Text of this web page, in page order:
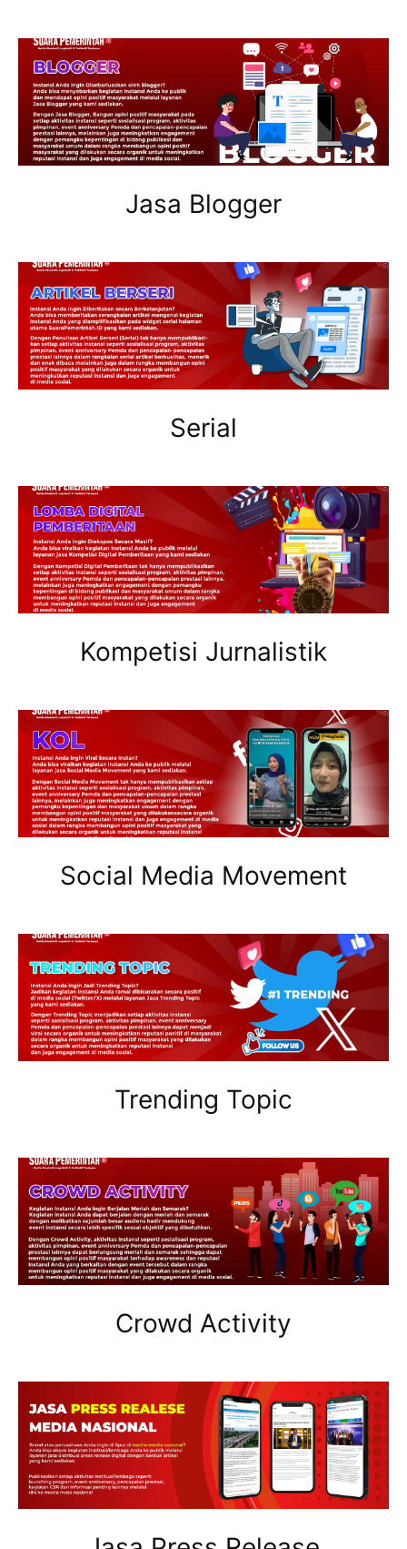
Jasa Blogger
Serial
Kompetisi Jurnalistik
Social Media Movement
Trending Topic
Crowd Activity